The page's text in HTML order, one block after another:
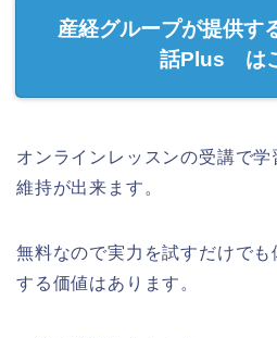
産経グループが提供す
話Plus は
オンラインレッスンの受講で
維持が出来ます。
無料なので実力を試すだけでも
する価値はあります。